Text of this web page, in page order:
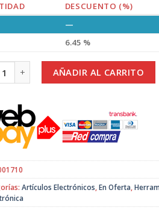
DESCUENTO (%)
—
6.45 %
Percutor Inalámbrico TASBEL con
AÑADIR AL CARRITO
Artículos Electrónicos,En Oferta,